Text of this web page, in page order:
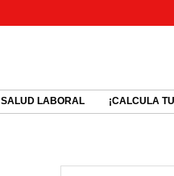
SALUD LABORAL ¡CALCULA